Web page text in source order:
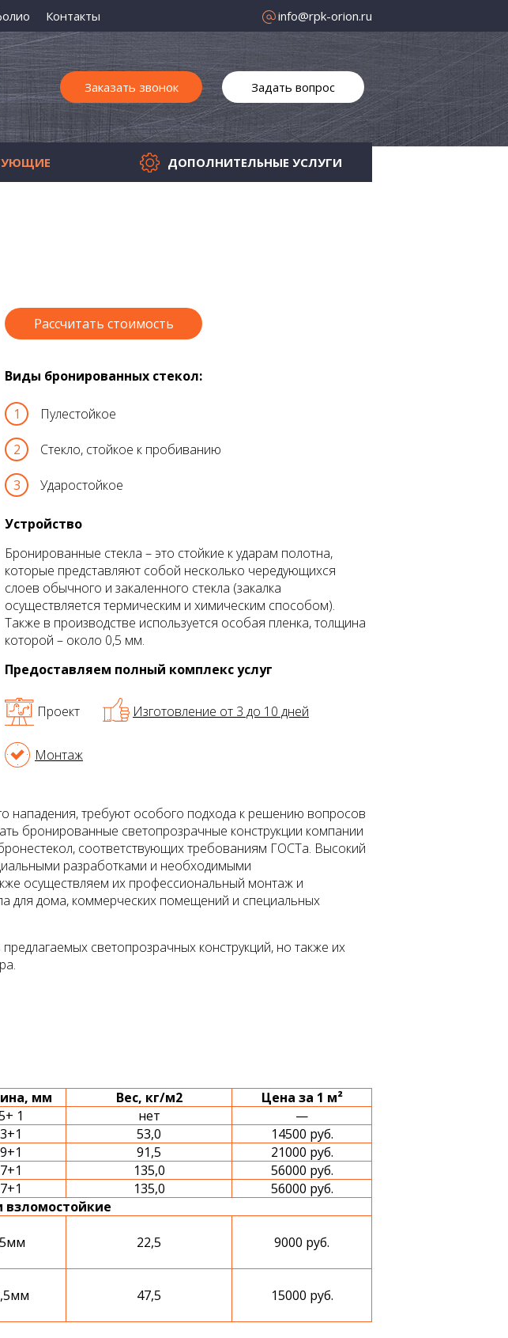
Контакты info@rpk-orion.ru
Заказать звонок Задать вопрос
ДОПОЛНИТЕЛЬНЫЕ УСЛУГИ
Рассчитать стоимость
Виды бронированных стекол:
Пулестойкое
Стекло, стойкое к пробиванию
Ударостойкое
Устройство
Бронированные стекла – это стойкие к ударам полотна,
которые представляют собой несколько чередующихся
слоев обычного и закаленного стекла (закалка
осуществляется термическим и химическим способом).
Также в производстве используется особая пленка, толщина
которой – около 0,5 мм.
Предоставляем полный комплекс услуг
Проект Изготовление от 3 до 10 дней
Монтаж
нападения, требуют особого подхода к решению вопросов
бронированные светопрозрачные конструкции компании
соответствующих требованиям ГОСТа. Высокий
разработками и необходимыми
осуществляем их профессиональный монтаж и
для дома, коммерческих помещений и специальных
светопрозрачных конструкций, но также их
мм Вес, кг/м2
Цена за 1 м²
1 нет
—
53,0
14500 руб.
91,5
21000 руб.
135,0
56000 руб.
135,0
56000 руб.
взломостойкие
22,5 9000 руб.
47,5 15000 руб.